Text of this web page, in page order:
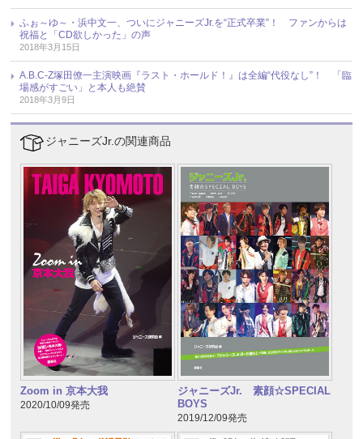
ふぉ～ゆ～・浜中文一、ついにジャニーズJr.を“正式卒業”！ ファンからは
祝福と「CD欲しかった」の声
2018年3月15日
A.B.C-Z塚田僚一主演映画『ラスト・ホールド！』は全編“代役なし”！ 「臨
場感がすごい」と本人も絶賛
2018年3月9日
ジャニーズJr.の関連商品
Zoom in 京本大我
2020/10/09発売
ジャニーズJr. 素顔☆SPECIAL
BOYS
2019/12/09発売